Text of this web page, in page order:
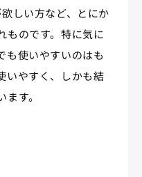
しい方など、とにか
ものです。特に気に
も使いやすいのはも
いやすく、しかも結
す。